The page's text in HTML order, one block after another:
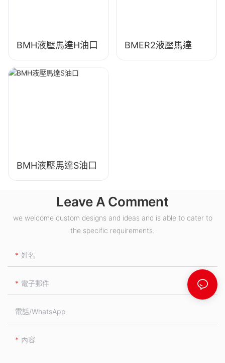
BMH液壓馬達H油口 BMER2液壓馬達
BMH液壓馬達S油口
Leave A Comment
we welcome custom designs and ideas and is able to cater to
the specific requirements.
姓名
電子郵件
電話/WhatsApp
內容